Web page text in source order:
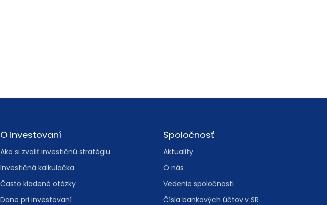
O investovaní
Ako si zvoliť investičnú stratégiu
Investičná kalkulačka
Často kladené otázky
Dane pri investovaní
Spoločnosť
Aktuality
O nás
Vedenie spoločnosti
Čísla bankových účtov v SR